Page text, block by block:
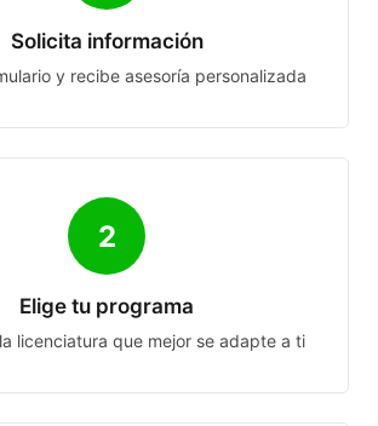
Solicita información
y recibe asesoría personalizada
2
Elige tu programa
licenciatura que mejor se adapte a ti